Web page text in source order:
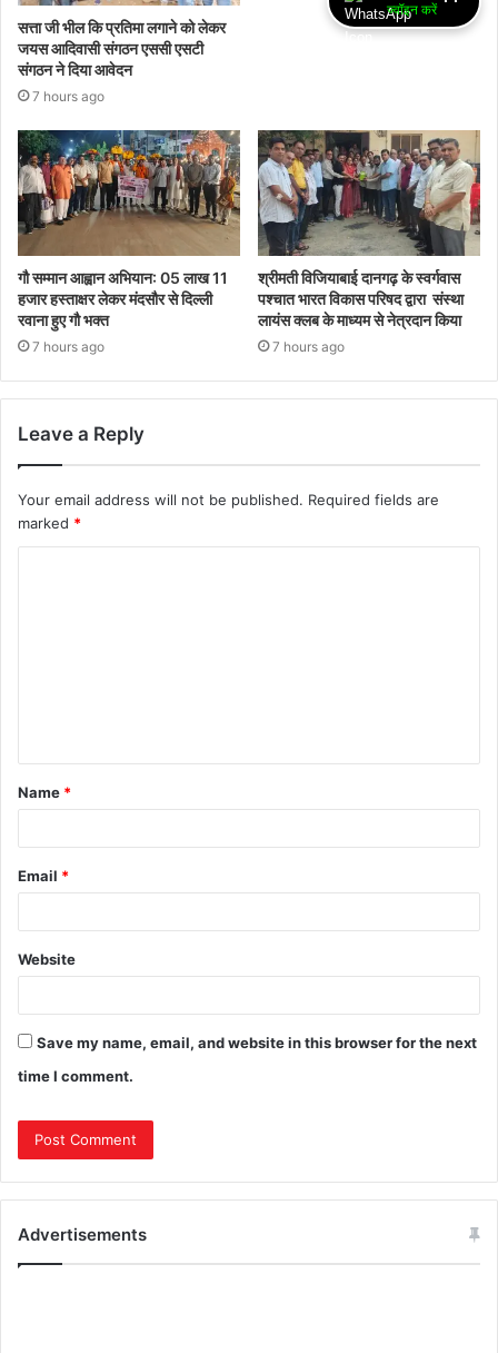
सत्ता जी भील कि प्रतिमा लगाने को लेकर
जयस आदिवासी संगठन एससी एसटी
संगठन ने दिया आवेदन
7 hours ago
गौ सम्मान आह्वान अभियान: 05 लाख 11
हजार हस्ताक्षर लेकर मंदसौर से दिल्ली
रवाना हुए गौ भक्त
7 hours ago
श्रीमती विजियाबाई दानगढ़ के स्वर्गवास
पश्चात भारत विकास परिषद द्वारा संस्था
लायंस क्लब के माध्यम से नेत्रदान किया
7 hours ago
Leave a Reply
Your email address will not be published. Required fields are
marked *
Name *
Email *
Website
Save my name, email, and website in this browser for the next
time I comment.
Advertisements
ज्वॉइन करें